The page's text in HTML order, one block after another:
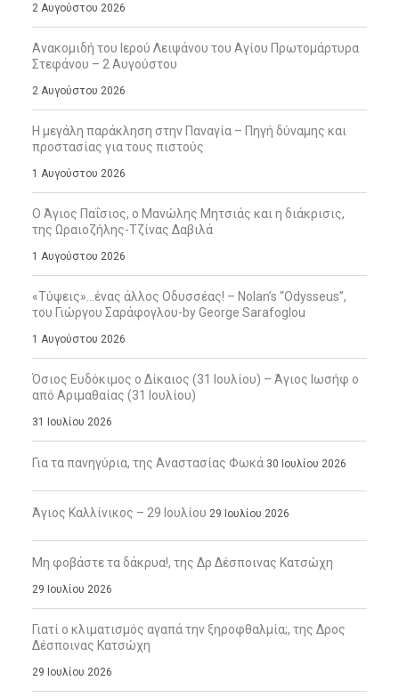
2 Αυγούστου 2026
Ανακομιδή του Ιερού Λειψάνου του Αγίου Πρωτομάρτυρα
Στεφάνου – 2 Αυγούστου
2 Αυγούστου 2026
Η μεγάλη παράκληση στην Παναγία – Πηγή δύναμης και
προστασίας για τους πιστούς
1 Αυγούστου 2026
Ο Άγιος Παΐσιος, ο Μανώλης Μητσιάς και η διάκρισις,
της Ωραιοζήλης-Τζίνας Δαβιλά
1 Αυγούστου 2026
«Τύψεις»…ένας άλλος Οδυσσέας! – Nolan’s “Odysseus”,
του Γιώργου Σαράφογλου-by George Sarafoglou
1 Αυγούστου 2026
Όσιος Ευδόκιμος ο Δίκαιος (31 Ιουλίου) – Άγιος Ιωσήφ ο
από Αριμαθαίας (31 Ιουλίου)
31 Ιουλίου 2026
Για τα πανηγύρια, της Αναστασίας Φωκά 30 Ιουλίου 2026
Άγιος Καλλίνικος – 29 Ιουλίου 29 Ιουλίου 2026
Μη φοβάστε τα δάκρυα!, της Δρ Δέσποινας Κατσώχη
29 Ιουλίου 2026
Γιατί ο κλιματισμός αγαπά την ξηροφθαλμία;, της Δρος
Δέσποινας Κατσώχη
29 Ιουλίου 2026